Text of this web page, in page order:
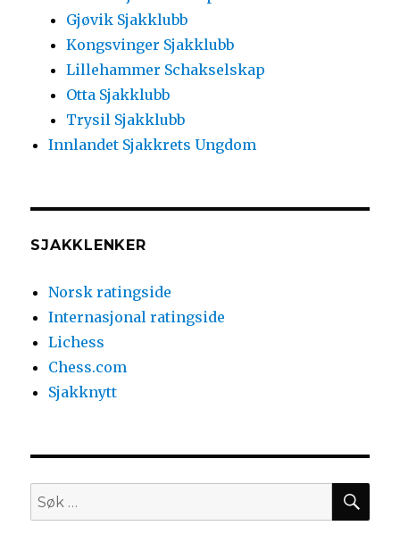
Gjøvik Sjakklubb
Kongsvinger Sjakklubb
Lillehammer Schakselskap
Otta Sjakklubb
Trysil Sjakklubb
Innlandet Sjakkrets Ungdom
SJAKKLENKER
Norsk ratingside
Internasjonal ratingside
Lichess
Chess.com
Sjakknytt
Søk
etter: